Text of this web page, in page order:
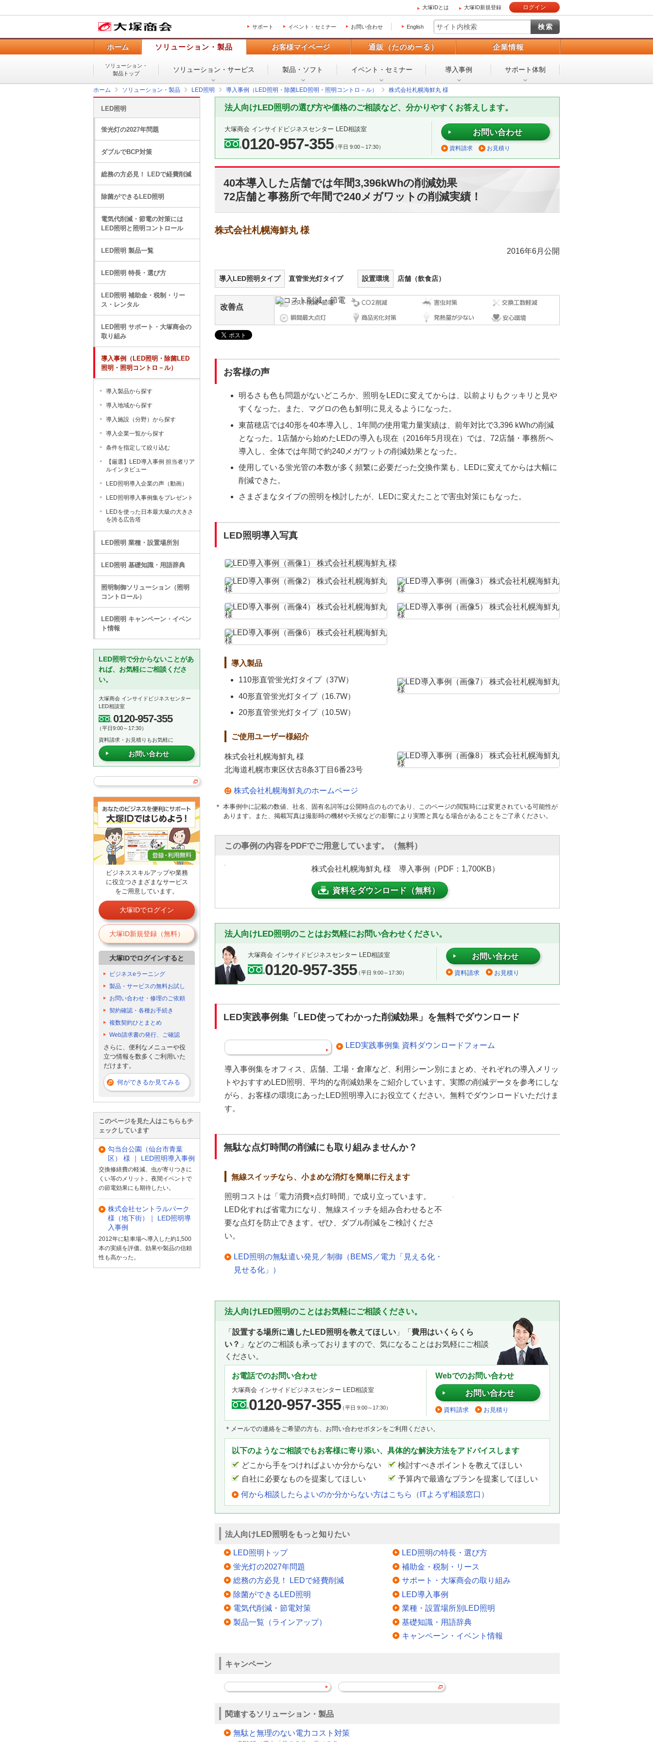
大塚IDとは 大塚ID新規登録 ログイン
サポート イベント・セミナー お問い合わせ English
ホーム ソリューション・製品 お客様マイページ 通販（たのめーる） 企業情報
ソリューション・
製品トップ
ソリューション・ サービス 製品・ソフト イベント・ セミナー 導入事例 サポート体制
ホーム ソリューション・製品 LED照明 導入事例（LED照明・除菌LED照明・照明コントロ－ル） 株式会社札幌海鮮丸 様
法人向けLED照明の選び方や価格のご相談など、分かりやすくお答えします。
大塚商会 インサイドビジネスセンター LED相談室
0120-957-355（平日 9:00～17:30）
お問い合わせ
資料請求 お見積り
40本導入した店舗では年間3,396kWhの削減効果
72店舗と事務所で年間で240メガワットの削減実績！
株式会社札幌海鮮丸 様
2016年6月公開
導入LED照明タイプ 直管蛍光灯タイプ 設置環境 店舗（飲食店）
改善点
お客様の声
明るさも色も問題がないどころか、照明をLEDに変えてからは、以前よりもクッキリと見や
すくなった。また、マグロの色も鮮明に見えるようになった。
東苗穂店では40形を40本導入し、1年間の使用電力量実績は、前年対比で3,396 kWhの削減
となった。1店舗から始めたLEDの導入も現在（2016年5月現在）では、72店舗・事務所へ
導入し、全体では年間で約240メガワットの削減効果となった。
使用している蛍光管の本数が多く頻繁に必要だった交換作業も、LEDに変えてからは大幅に
削減できた。
さまざまなタイプの照明を検討したが、LEDに変えたことで害虫対策にもなった。
LED照明導入写真
導入製品
110形直管蛍光灯タイプ（37W）
40形直管蛍光灯タイプ（16.7W）
20形直管蛍光灯タイプ（10.5W）
ご使用ユーザー様紹介
株式会社札幌海鮮丸 様
北海道札幌市東区伏古8条3丁目6番23号
株式会社札幌海鮮丸のホームページ
＊ 本事例中に記載の数値、社名、固有名詞等は公開時点のものであり、このページの閲覧時には変更されている可能性が
あります。また、掲載写真は撮影時の機材や天候などの影響により実際と異なる場合があることをご了承ください。
この事例の内容をPDFでご用意しています。（無料）
株式会社札幌海鮮丸 様 導入事例（PDF：1,700KB）
資料をダウンロード（無料）
法人向けLED照明のことはお気軽にお問い合わせください。
大塚商会 インサイドビジネスセンター LED相談室
0120-957-355（平日 9:00～17:30）
お問い合わせ
資料請求 お見積り
LED実践事例集「LED使ってわかった削減効果」を無料でダウンロード
LED実践事例集 資料ダウンロードフォーム
導入事例集をオフィス、店舗、工場・倉庫など、利用シーン別にまとめ、それぞれの導入メリッ
トやおすすめLED照明、平均的な削減効果をご紹介しています。実際の削減データを参考にしな
がら、お客様の環境にあったLED照明導入にお役立てください。無料でダウンロードいただけま
す。
無駄な点灯時間の削減にも取り組みませんか？
無線スイッチなら、小まめな消灯を簡単に行えます
照明コストは「電力消費×点灯時間」で成り立っています。
LED化すれば省電力になり、無線スイッチを組み合わせると不
要な点灯を防止できます。ぜひ、ダブル削減をご検討くださ
い。
LED照明の無駄遣い発見／制御（BEMS／電力「見える化・
見せる化」）
法人向けLED照明のことはお気軽にご相談ください。
「 設置する場所に適したLED照明を教えてほしい 」「 費用はいくらくら
い？ 」などのご相談も承っておりますので、気になることはお気軽にご相談
ください。
お電話でのお問い合わせ
大塚商会 インサイドビジネスセンター LED相談室
0120-957-355（平日 9:00～17:30）
Webでのお問い合わせ
お問い合わせ
資料請求 お見積り
＊メールでの連絡をご希望の方も、お問い合わせボタンをご利用ください。
以下のようなご相談でもお客様に寄り添い、具体的な解決方法をアドバイスします
どこから手をつければよいか分からない
検討すべきポイントを教えてほしい
自社に必要なものを提案してほしい
予算内で最適なプランを提案してほしい
何から相談したらよいのか分からない方はこちら（ITよろず相談窓口）
法人向けLED照明をもっと知りたい
LED照明トップ
蛍光灯の2027年問題
総務の方必見！ LEDで経費削減
除菌ができるLED照明
電気代削減・節電対策
製品一覧（ラインアップ）
LED照明の特長・選び方
補助金・税制・リース
サポート・大塚商会の取り組み
LED導入事例
業種・設置場所別LED照明
基礎知識・用語辞典
キャンペーン・イベント情報
キャンペーン
関連するソリューション・製品
無駄と無理のない電力コスト対策
LED照明
蛍光灯の2027年問題
ダブルでBCP対策
総務の方必見！ LEDで経費削減
除菌ができるLED照明
電気代削減・節電の対策には
LED照明と照明コントロール
LED照明 製品一覧
LED照明 特長・選び方
LED照明 補助金・税制・リー
ス・レンタル
LED照明 サポート・大塚商会の
取り組み
導入事例（LED照明・除菌LED
照明・照明コントロ－ル）
導入製品から探す
導入地域から探す
導入施設（分野）から探す
導入企業一覧から探す
条件を指定して絞り込む
【厳選】LED導入事例 担当者リア
ルインタビュー
LED照明導入企業の声（動画）
LED照明導入事例集をプレゼント
LEDを使った日本最大級の大きさ
を誇る広告塔
LED照明 業種・設置場所別
LED照明 基礎知識・用語辞典
照明制御ソリューション（照明
コントロール）
LED照明 キャンペーン・イベン
ト情報
LED照明で分からないことがあ
れば、お気軽にご相談くださ
い。
大塚商会 インサイドビジネスセンター
LED相談室
0120-957-355
（平日9:00～17:30）
資料請求・お見積りもお気軽に
お問い合わせ
ビジネススキルアップや業務
に役立つさまざまなサービス
をご用意しています。
大塚IDでログイン
大塚ID新規登録（無料）
大塚IDでログインすると
ビジネスeラーニング
製品・サービスの無料お試し
お問い合わせ・修理のご依頼
契約確認・各種お手続き
複数契約ひとまとめ
Web請求書の発行、ご確認
さらに、便利なメニューや役
立つ情報を数多くご利用いた
だけます。
何ができるか見てみる
このページを見た人はこちらもチ
ェックしています
勾当台公園（仙台市青葉
区） 様 ｜ LED照明導入事例
交換修繕費の軽減、虫が寄りつきに
くい等のメリット。夜間イベントで
の節電効果にも期待したい。
株式会社セントラルパーク
様（地下街）｜ LED照明導
入事例
2012年に駐車場へ導入した約1,500
本の実績を評価。効果や製品の信頼
性も高かった。